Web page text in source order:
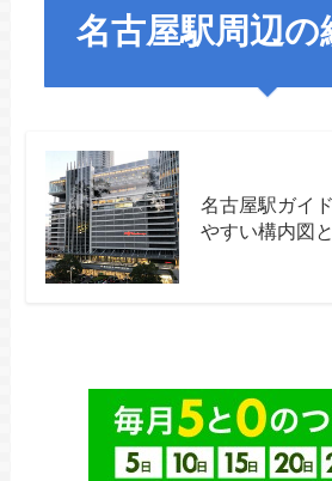
名古屋駅周辺の
名古屋駅ガイ
やすい構内図